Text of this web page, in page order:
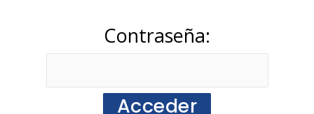
Contraseña: